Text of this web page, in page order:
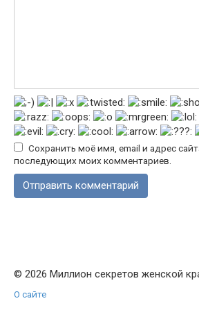
Сохранить моё имя, email и адрес
последующих моих комментариев.
© 2026 Миллион секретов женской
О сайте